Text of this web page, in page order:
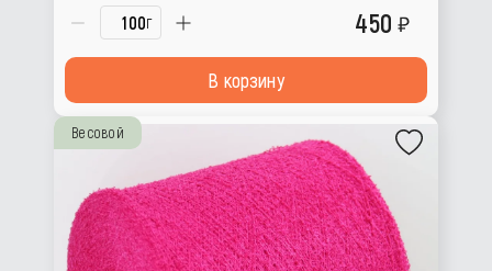
г 450
В корзину
Весовой